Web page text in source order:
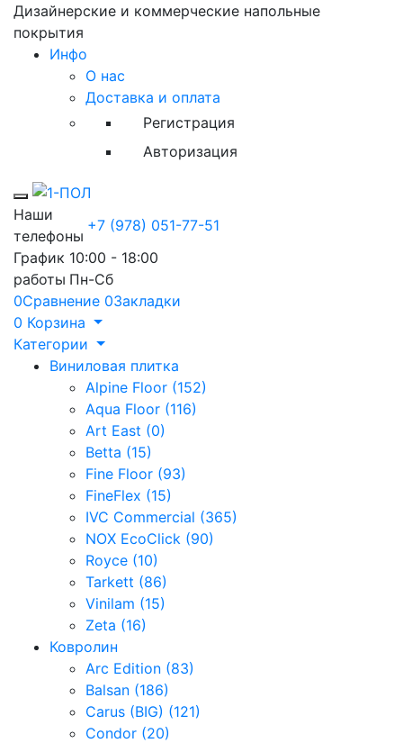
Дизайнерские и коммерческие напольные
покрытия
Инфо
О нас
Доставка и оплата
Регистрация
Авторизация
Toggle mobile menu
Наши
телефоны
+7 (978) 051-77-51
График
работы
10:00 - 18:00
Пн-Сб
0Сравнение 0Закладки
0 Корзина
Категории
Виниловая плитка
Alpine Floor (152)
Aqua Floor (116)
Art East (0)
Betta (15)
Fine Floor (93)
FineFlex (15)
IVC Commercial (365)
NOX EcoClick (90)
Royce (10)
Tarkett (86)
Vinilam (15)
Zeta (16)
Ковролин
Arc Edition (83)
Balsan (186)
Carus (BIG) (121)
Condor (20)